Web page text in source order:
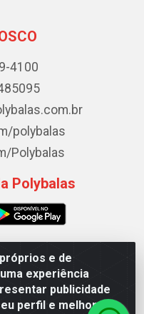
e de
experiência
publicidade
perfil e melhorar a
4100
polybalas
Polybalas
Polybalas
Souza, 173 Galpão B -
CEP 58.075-075 - CNPJ
61